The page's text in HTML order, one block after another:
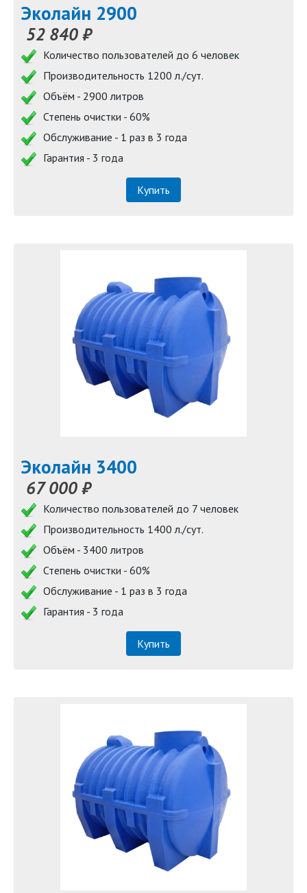
Эколайн 2900
52 840 ₽
Количество пользователей до 6 человек
Производительность 1200 л./сут.
Объём - 2900 литров
Степень очистки - 60%
Обслуживание - 1 раз в 3 года
Гарантия - 3 года
Купить
Эколайн 3400
67 000 ₽
Количество пользователей до 7 человек
Производительность 1400 л./сут.
Объём - 3400 литров
Степень очистки - 60%
Обслуживание - 1 раз в 3 года
Гарантия - 3 года
Купить